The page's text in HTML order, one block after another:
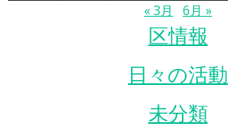
« 3月
6月 »
区情報
日々の活動
未分類